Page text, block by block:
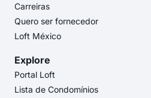
Carreiras
Quero ser fornecedor
Loft México
Explore
Portal Loft
Lista de Condomínios